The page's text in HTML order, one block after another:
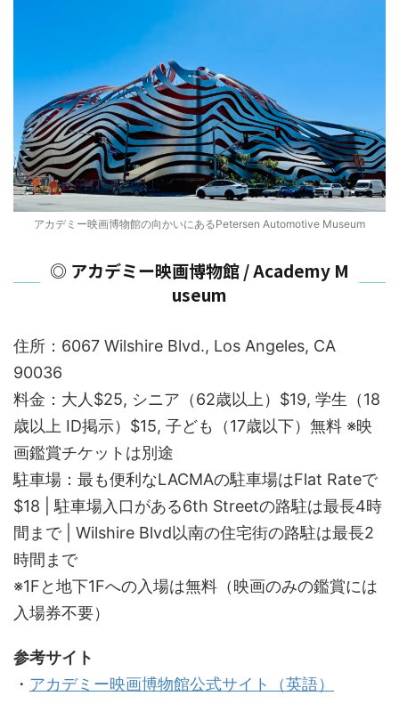
アカデミー映画博物館の向かいにあるPetersen Automotive Museum
◎ アカデミー映画博物館 / Academy M
useum
住所：6067 Wilshire Blvd., Los Angeles, CA
90036
料金：大人$25, シニア（62歳以上）$19, 学生（18
歳以上 ID掲示）$15, 子ども（17歳以下）無料 ※映
画鑑賞チケットは別途
駐車場：最も便利なLACMAの駐車場はFlat Rateで
$18 | 駐車場入口がある6th Streetの路駐は最長4時
間まで | Wilshire Blvd以南の住宅街の路駐は最長2
時間まで
※1Fと地下1Fへの入場は無料（映画のみの鑑賞には
入場券不要）
参考サイト
・ アカデミー映画博物館公式サイト（英語）